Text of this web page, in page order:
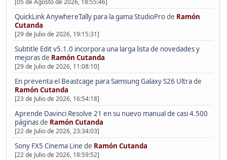
[05 de Agosto de 2026, 18:55:46]
QuickLink AnywhereTally para la gama StudioProde Ramón
Cutanda
[29 de Julio de 2026, 19:15:31]
Subtitle Edit v5.1.0 incorpora una larga lista de novedades y
mejorasde Ramón Cutanda
[29 de Julio de 2026, 11:08:10]
En preventa el Beastcage para Samsung Galaxy S26 Ultrade
Ramón Cutanda
[23 de Julio de 2026, 16:54:18]
Aprende Davinci Resolve 21 en su nuevo manual de casi 4.500
páginasde Ramón Cutanda
[22 de Julio de 2026, 23:34:03]
Sony FX5 Cinema Line de Ramón Cutanda
[22 de Julio de 2026, 18:59:52]